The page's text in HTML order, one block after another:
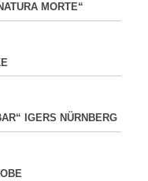
MORTE“
IGERS NÜRNBERG